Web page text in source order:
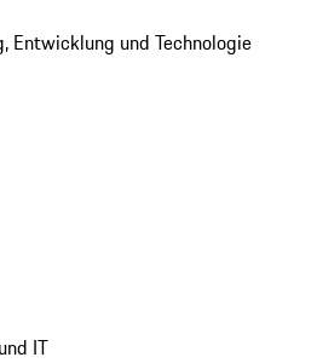
Entwicklung und Technologie
IT